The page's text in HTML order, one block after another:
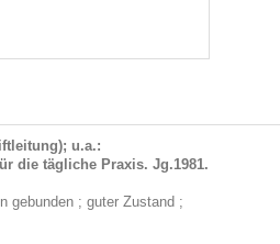
u.a.:
die tägliche Praxis. Jg.1981.
gebunden ; guter Zustand ;